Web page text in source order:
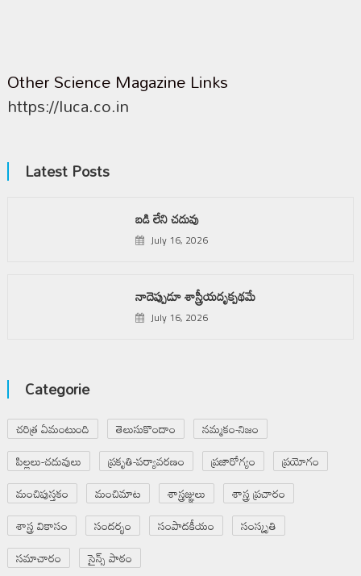
Other Science Magazine Links
https://luca.co.in
Latest Posts
బడి లేని చదువు
July 16, 2026
నాదెప్పుడూ శాస్త్రీయదృక్పథమే
July 16, 2026
Categorie
చరిత్ర ఏమంటుంది తెలుసుకొందాం
నమ్మకం-నిజం
పిల్లలు-చదువులు
ప్రకృతి-పర్యావరణం ప్రజారోగ్యం
ప్రయోగం
మంచిపుస్తకం
మంచిమాట శాస్త్రజ్ఞులు
శాస్త్ర ప్రచారం
శాస్త్ర వికాసం
సందర్భం సంపాదకీయం
సంస్కృతి
సమాచారం
సైన్స్ పాఠం